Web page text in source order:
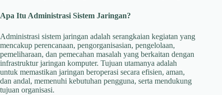
Apa Itu Administrasi Sistem Jaringan?
Administrasi sistem jaringan adalah serangkaian kegiatan yang
mencakup perencanaan, pengorganisasian, pengelolaan,
pemeliharaan, dan pemecahan masalah yang berkaitan dengan
infrastruktur jaringan komputer. Tujuan utamanya adalah
untuk memastikan jaringan beroperasi secara efisien, aman,
dan andal, memenuhi kebutuhan pengguna, serta mendukung
tujuan organisasi.